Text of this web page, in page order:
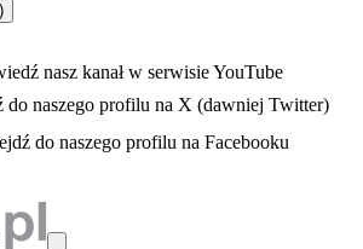
otwiera się w nowej karcie
nasz kanał w serwisie YouTube
nowej karcie
do naszego profilu na X (dawniej Twitter)
- otwiera się w nowej karcie
do naszego profilu na Facebooku